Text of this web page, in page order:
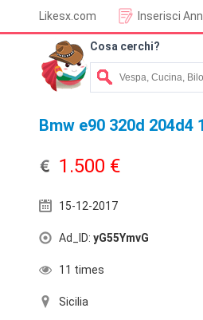
Likesx.com Inserisci
Cosa cerchi?
Bmw e90 320d 204d4
1.500 €
15-12-2017
Ad_ID: yG55YmvG
11 times
Sicilia